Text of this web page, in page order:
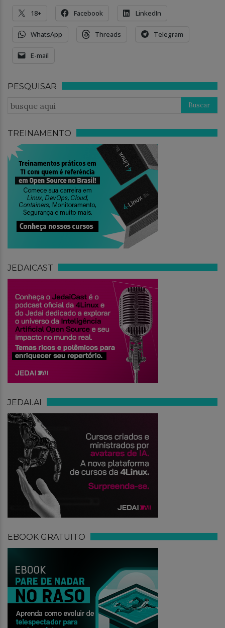
18+ Facebook LinkedIn
WhatsApp Threads Telegram
E-mail
PESQUISAR
TREINAMENTO
JEDAICAST
JEDAI.AI
EBOOK GRATUITO